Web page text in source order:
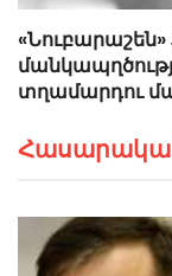
տղամարդու